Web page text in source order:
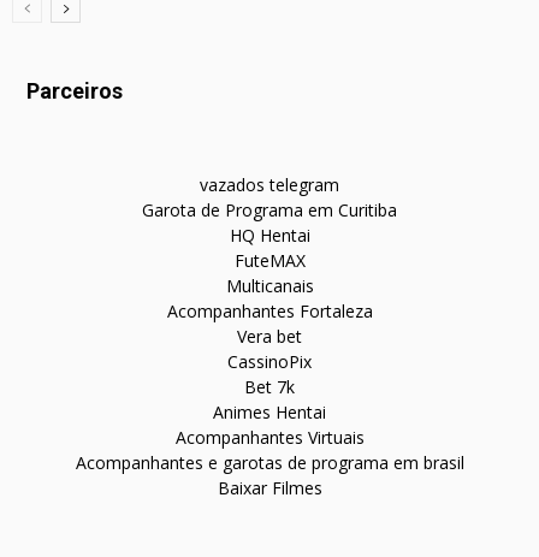
Parceiros
vazados telegram
Garota de Programa em Curitiba
HQ Hentai
FuteMAX
Multicanais
Acompanhantes Fortaleza
Vera bet
CassinoPix
Bet 7k
Animes Hentai
Acompanhantes Virtuais
Acompanhantes e garotas de programa em brasil
Baixar Filmes